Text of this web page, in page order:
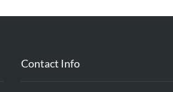
Contact Info